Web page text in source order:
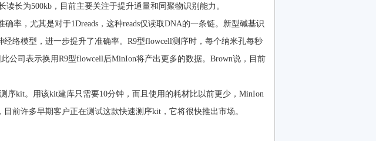
长为500kb，目前主要关注于提升通量和同聚物识别能力。
率，尤其是对于1Dreads，这种reads仅读取DNA的一条链。新型碱基识
络模型，进一步提升了准确率。R9型flowcell测序时，每个纳米孔每秒
公司表示换用R9型flowcell后MinIon将产出更多的数据。Brown说，目前
序kit。用该kit建库只需要10分钟，而且使用的耗材比以前更少，MinIon
前许多早期客户正在测试这款快速测序kit，它将很快推出市场。